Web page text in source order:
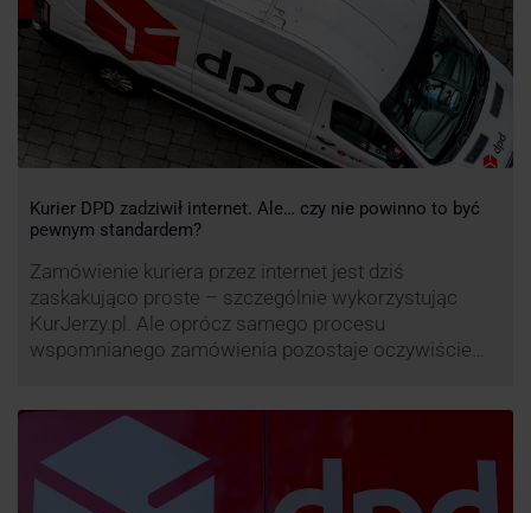
Kurier DPD zadziwił internet. Ale… czy nie powinno to być
pewnym standardem?
Zamówienie kuriera przez internet jest dziś
zaskakująco proste – szczególnie wykorzystując
KurJerzy.pl. Ale oprócz samego procesu
wspomnianego zamówienia pozostaje oczywiście
nadchodzi czas na wyjątkowo ciekawą historię tego,
co zrobił pewien kurier DPD.